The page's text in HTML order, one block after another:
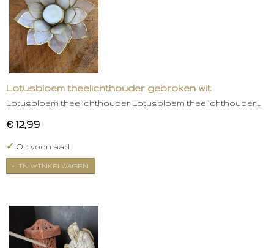
Lotusbloem theelichthouder gebroken wit
Lotusbloem theelichthouder Lotusbloem theelichthouder…
€ 12,99
✓ Op voorraad
IN WINKELWAGEN